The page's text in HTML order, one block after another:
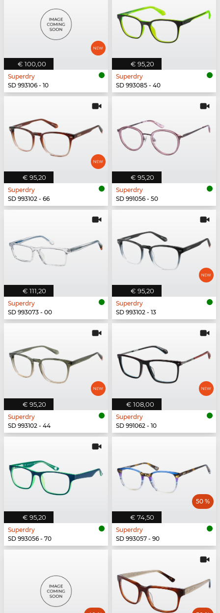
€ 100,00
Superdry
SD 993106 - 10
€ 95,20
Superdry
SD 993085 - 40
€ 95,20
Superdry
SD 993102 - 66
€ 95,20
Superdry
SD 991056 - 50
€ 111,20
Superdry
SD 993073 - 00
€ 95,20
Superdry
SD 993102 - 13
€ 95,20
Superdry
SD 993102 - 44
€ 108,00
Superdry
SD 991062 - 10
€ 95,20
Superdry
SD 993056 - 70
€ 74,50
50 %
Superdry
SD 993057 - 90